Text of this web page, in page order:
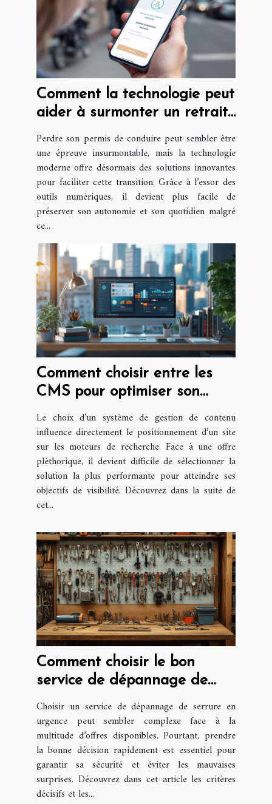
Comment la technologie peut
aider à surmonter un retrait
de permis ?
Perdre son permis de conduire peut sembler être
une épreuve insurmontable, mais la technologie
moderne offre désormais des solutions innovantes
pour faciliter cette transition. Grâce à l’essor des
outils numériques, il devient plus facile de
préserver son autonomie et son quotidien malgré
ce...
Comment choisir entre les
CMS pour optimiser son
référencement ?
Le choix d’un système de gestion de contenu
influence directement le positionnement d’un site
sur les moteurs de recherche. Face à une offre
pléthorique, il devient difficile de sélectionner la
solution la plus performante pour atteindre ses
objectifs de visibilité. Découvrez dans la suite de
cet...
Comment choisir le bon
service de dépannage de
serrure rapidement
Choisir un service de dépannage de serrure en
urgence peut sembler complexe face à la
multitude d’offres disponibles. Pourtant, prendre
la bonne décision rapidement est essentiel pour
garantir sa sécurité et éviter les mauvaises
surprises. Découvrez dans cet article les critères
décisifs et les...